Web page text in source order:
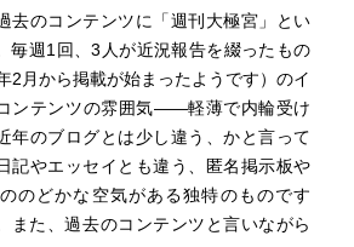
去のコンテンツに「週刊大極宮」とい
毎週1回、3人が近況報告を綴ったもの
2月から掲載が始まったようです）のイ
ンテンツの雰囲気――軽薄で内輪受け
年のブログとは少し違う、かと言って
記やエッセイとも違う、匿名掲示板や
のどかな空気がある独特のものです
た、過去のコンテンツと言いながら